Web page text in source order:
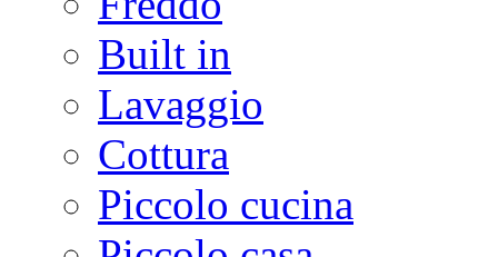
Built in
Lavaggio
Cottura
Piccolo cucina